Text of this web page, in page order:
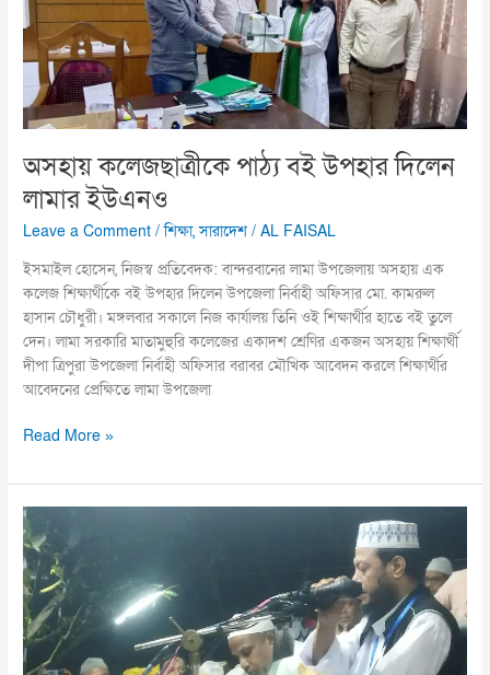
অসহায় কলেজছাত্রীকে পাঠ্য বই উপহার দিলেন
লামার ইউএনও
Leave a Comment /শিক্ষা,সারাদেশ /AL FAISAL
ইসমাইল হোসেন, নিজস্ব প্রতিবেদক: বান্দরবানের লামা উপজেলায় অসহায় এক
কলেজ শিক্ষার্থীকে বই উপহার দিলেন উপজেলা নির্বাহী অফিসার মো. কামরুল
হাসান চৌধুরী। মঙ্গলবার সকালে নিজ কার্যালয় তিনি ওই শিক্ষার্থীর হাতে বই তুলে
দেন। লামা সরকারি মাতামুহুরি কলেজের একাদশ শ্রেণির একজন অসহায় শিক্ষার্থী
দীপা ত্রিপুরা উপজেলা নির্বাহী অফিসার বরাবর মৌখিক আবেদন করলে শিক্ষার্থীর
আবেদনের প্রেক্ষিতে লামা উপজেলা
উপহার
দিলেন
লামার
ইউএনও
Read More »
হাসিনা
নির্বাচিত
সরকার
ছিল,
কুকুরও
বিশ্বাস
করে